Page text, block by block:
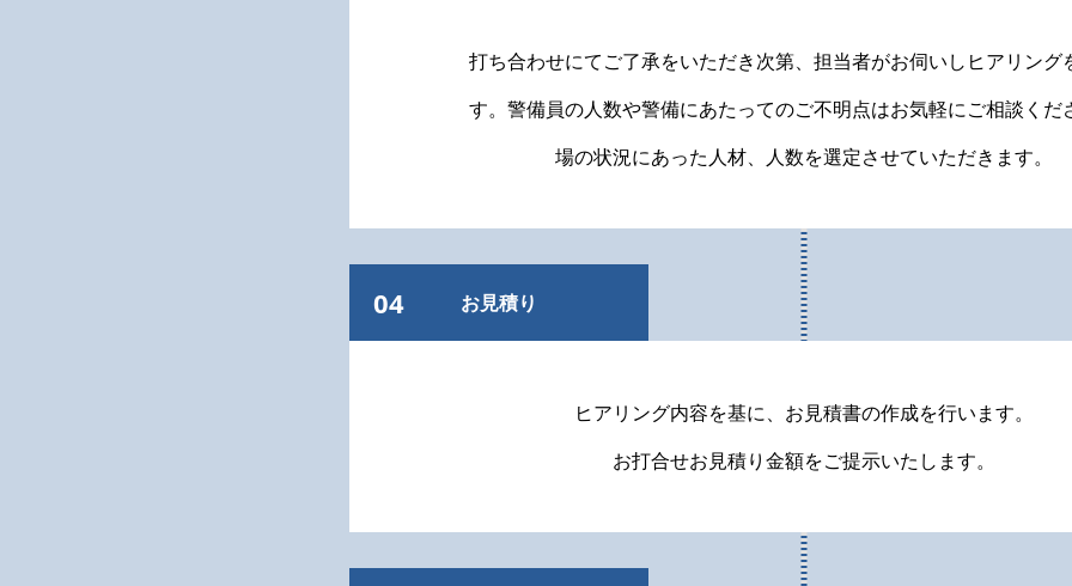
打ち合わせにてご了承をいただき次第、担当者がお伺いしヒアリング
す。警備員の人数や警備にあたってのご不明点はお気軽にご相談くだ
場の状況にあった人材、人数を選定させていただきます。
04 お見積り
ヒアリング内容を基に、お見積書の作成を行います。
お打合せお見積り金額をご提示いたします。